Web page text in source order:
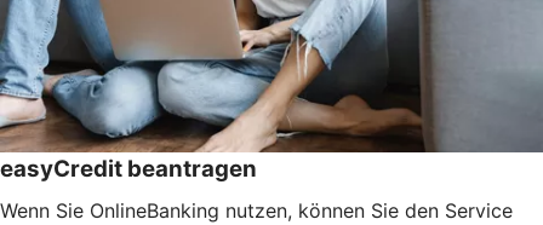
easyCredit beantragen
Wenn Sie OnlineBanking nutzen, können Sie den Service